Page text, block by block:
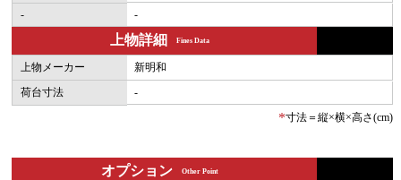
-
-
上物詳細 Fines Data
上物メーカー
新明和
荷台寸法
-
*寸法＝縦×横×高さ(cm)
オプション Other Point